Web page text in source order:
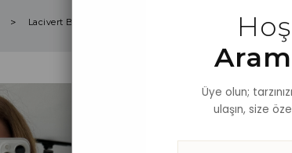
Lacivert Bisiklet Yaka Gold Düğmeli Hırka
Üye olun;
ulaşın, size